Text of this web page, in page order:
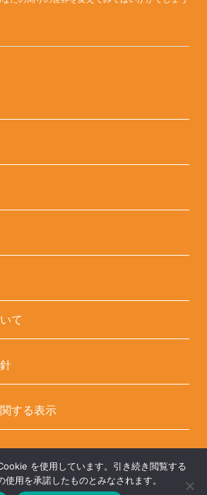
て
する表示
ンラインショップ – LEDテープ関連商品. All
を使用しています。引き続き閲覧する
用を承諾したものとみなされます。